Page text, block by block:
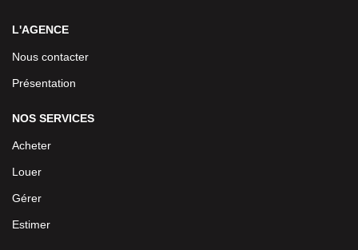
L'AGENCE
Nous contacter
Présentation
NOS SERVICES
Acheter
Louer
Gérer
Estimer